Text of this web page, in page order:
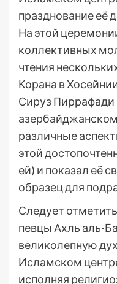
празднование её
На этой
коллективных
чтения
Корана в
Сируз Пиррафади
различные
этой
ей) и показал её
образец для
Следует
певцы Ахль аль-
великолепную
Исламском
исполняя